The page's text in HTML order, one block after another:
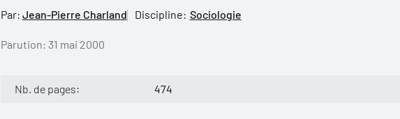
Par: Jean-Pierre Charland Discipline: Sociologie
Parution: 31 mai 2000
Nb. de pages: 474